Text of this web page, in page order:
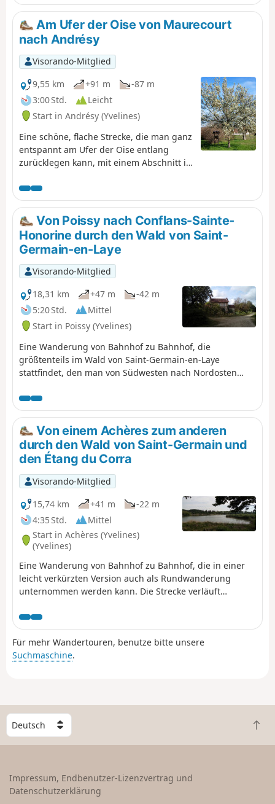
Es erwartet Sie ein schönes Kulturerbe mit zwei schönen
romanischen Kirchen im ersten Teil und, am Ende und
als Höhepunkt, der gotischen Stiftskirche von Mantes-la-
Jolie.
Am Ufer der Oise von Maurecourt
nach Andrésy
Visorando-Mitglied
9,55 km
+91 m
-87 m
3:00 Std.
Leicht
Start in Andrésy (Yvelines)
Eine schöne, flache Strecke, die man ganz
entspannt am Ufer der Oise entlang
zurücklegen kann, mit einem Abschnitt in
Maurecourt, von wo aus man einen
herrlichen Blick auf die Oise hat. Diese
Region ist von den Wanderwegen aus
noch schöner anzusehen.
Von Poissy nach Conflans-Sainte-
Honorine durch den Wald von Saint-
Germain-en-Laye
Visorando-Mitglied
18,31 km
+47 m
-42 m
5:20 Std.
Mittel
Start in Poissy (Yvelines)
Eine Wanderung von Bahnhof zu Bahnhof, die
größtenteils im Wald von Saint-Germain-en-Laye
stattfindet, den man von Südwesten nach Nordosten
mit verschiedenen Baumarten zu wandern und zwei alte
Kreuze und zwei Kapellen zu sehen. Die Route endet im
Zeichen des Wassers, am Zusammenfluss von Seine und
Oise.Von einem Achères zum anderen
durch den Wald von Saint-Germain und
den Étang du Corra
Visorando-Mitglied
15,74 km
+41 m
-22 m
4:35 Std.
Mittel
Start in Achères (Yvelines)
(Yvelines)
Eine Wanderung von Bahnhof zu Bahnhof, die in einer
leicht verkürzten Version auch als Rundwanderung
unternommen werden kann. Die Strecke verläuft
markierte Wege als auch über wenig begangene Pfade
im Unterholz. Der unter Naturschutz stehende Étang du
Corra bietet ein Intermezzo mit schönen
Aussichtspunkten und der Möglichkeit, zahlreiche Vögel
Für mehr Wandertouren, benutze bitte unsere
Suchmaschine.
W
ä
h
e
Z
u
Impressum, Endbenutzer-Lizenzvertrag und
Datenschutzerklärung